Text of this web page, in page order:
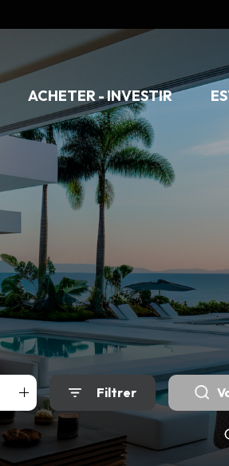
ACHETER - INVESTIR
Filtrer